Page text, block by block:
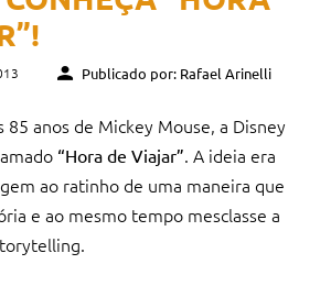
Publicado por: Rafael Arinelli
85 anos de Mickey Mouse, a Disney
“Hora de Viajar”. A ideia era
ao ratinho de uma maneira que
e ao mesmo tempo mesclasse a